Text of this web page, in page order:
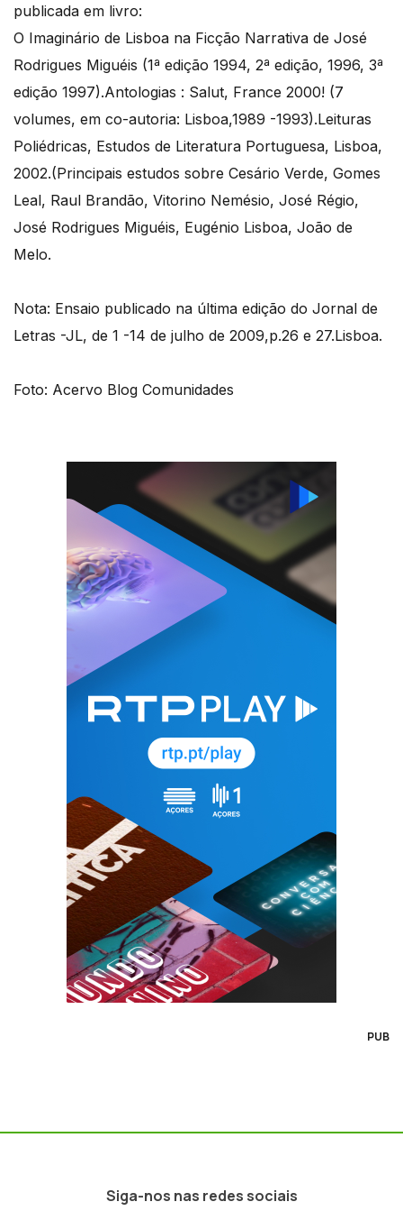
publicada em livro:
O Imaginário de Lisboa na Ficção Narrativa de José
Rodrigues Miguéis (1ª edição 1994, 2ª edição, 1996, 3ª
edição 1997).Antologias : Salut, France 2000! (7
volumes, em co-autoria: Lisboa,1989 -1993).Leituras
Poliédricas, Estudos de Literatura Portuguesa, Lisboa,
2002.(Principais estudos sobre Cesário Verde, Gomes
Leal, Raul Brandão, Vitorino Nemésio, José Régio,
José Rodrigues Miguéis, Eugénio Lisboa, João de
Melo.
Nota: Ensaio publicado na última edição do Jornal de
Letras -JL, de 1 -14 de julho de 2009,p.26 e 27.Lisboa.
Foto: Acervo Blog Comunidades
PUB
Siga-nos nas redes sociais